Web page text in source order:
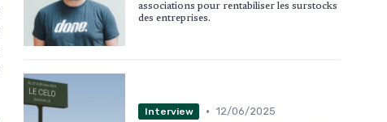
associations pour rentabiliser les surstocks
des entreprises.
Interview • 12/06/2025